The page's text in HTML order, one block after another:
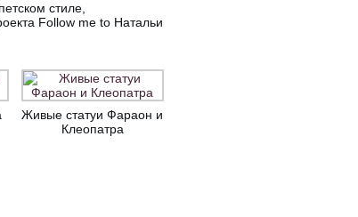
стиле,
Follow me to Натальи
Живые статуи Фараон и
Клеопатра